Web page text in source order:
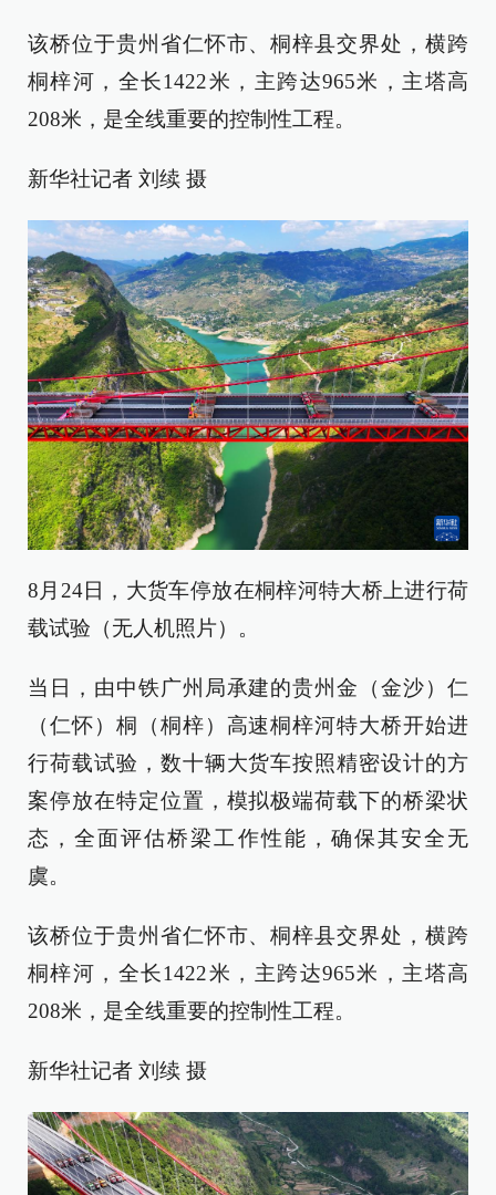
该桥位于贵州省仁怀市、桐梓县交界处，横跨
桐梓河，全长1422米，主跨达965米，主塔高
208米，是全线重要的控制性工程。
新华社记者 刘续 摄
8月24日，大货车停放在桐梓河特大桥上进行荷
载试验（无人机照片）。
当日，由中铁广州局承建的贵州金（金沙）仁
（仁怀）桐（桐梓）高速桐梓河特大桥开始进
行荷载试验，数十辆大货车按照精密设计的方
案停放在特定位置，模拟极端荷载下的桥梁状
态，全面评估桥梁工作性能，确保其安全无
虞。
该桥位于贵州省仁怀市、桐梓县交界处，横跨
桐梓河，全长1422米，主跨达965米，主塔高
208米，是全线重要的控制性工程。
新华社记者 刘续 摄